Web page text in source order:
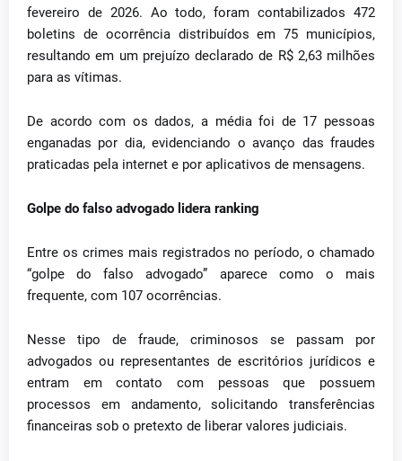
fevereiro de 2026. Ao todo, foram contabilizados 472
boletins de ocorrência distribuídos em 75 municípios,
resultando em um prejuízo declarado de R$ 2,63 milhões
para as vítimas.
De acordo com os dados, a média foi de 17 pessoas
enganadas por dia, evidenciando o avanço das fraudes
praticadas pela internet e por aplicativos de mensagens.
Golpe do falso advogado lidera ranking
Entre os crimes mais registrados no período, o chamado
“golpe do falso advogado” aparece como o mais
frequente, com 107 ocorrências.
Nesse tipo de fraude, criminosos se passam por
advogados ou representantes de escritórios jurídicos e
entram em contato com pessoas que possuem
processos em andamento, solicitando transferências
financeiras sob o pretexto de liberar valores judiciais.